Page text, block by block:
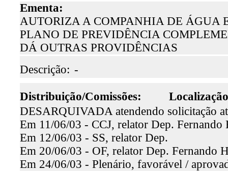
Ementa:
AUTORIZA A COMPANHIA DE ÁGUA
PLANO DE PREVIDÊNCIA
DÁ OUTRAS PROVIDÊNCIAS
Descrição: -
Distribuição/Comissões:
DESARQUIVADA atendendo solicitação
Em 11/06/03 - CCJ, relator Dep.
Em 12/06/03 - SS, relator Dep.
Em 20/06/03 - OF, relator Dep. Fernando
Em 24/06/03 - Plenário, favorável /